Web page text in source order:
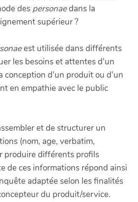
des personaedans la
supérieur ?
est utilisée dans différents
les besoins et attentes d'un
conception d'un produit ou d'un
en empathie avec le public
et de structurer un
(nom, age, verbatim,
produire différents profils
de ces informations répond ainsi
adaptée selon les finalités
du produit/service.